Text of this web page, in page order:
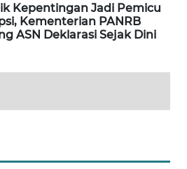
Kepentingan Jadi Pemicu
Kementerian PANRB
ASN Deklarasi Sejak Dini